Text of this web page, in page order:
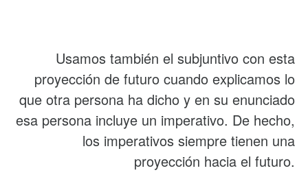
Usamos también el subjuntivo con esta
proyección de futuro cuando explicamos lo
que otra persona ha dicho y en su enunciado
esa persona incluye un imperativo. De hecho,
los imperativos siempre tienen una
proyección hacia el futuro.